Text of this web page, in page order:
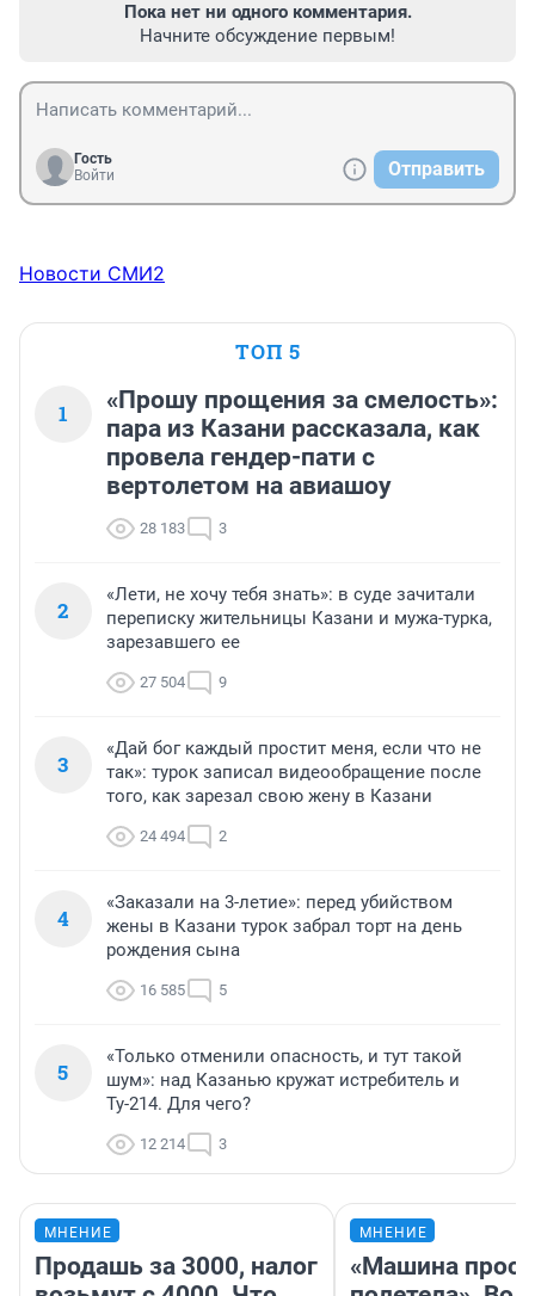
Пока нет ни одного комментария.
Начните обсуждение первым!
Гость
Войти
Отправить
Новости СМИ2
ТОП 5
1
«Прошу прощения за смелость»:
пара из Казани рассказала, как
провела гендер-пати с
вертолетом на авиашоу
28 183 3
2
«Лети, не хочу тебя знать»: в суде зачитали
переписку жительницы Казани и мужа-турка,
зарезавшего ее
27 504 9
3
«Дай бог каждый простит меня, если что не
так»: турок записал видеообращение после
того, как зарезал свою жену в Казани
24 494 2
4
«Заказали на 3-летие»: перед убийством
жены в Казани турок забрал торт на день
рождения сына
16 585 5
5
«Только отменили опасность, и тут такой
шум»: над Казанью кружат истребитель и
Ту-214. Для чего?
12 214 3
МНЕНИЕ
Продашь за 3000, налог
МНЕНИЕ
«Машина